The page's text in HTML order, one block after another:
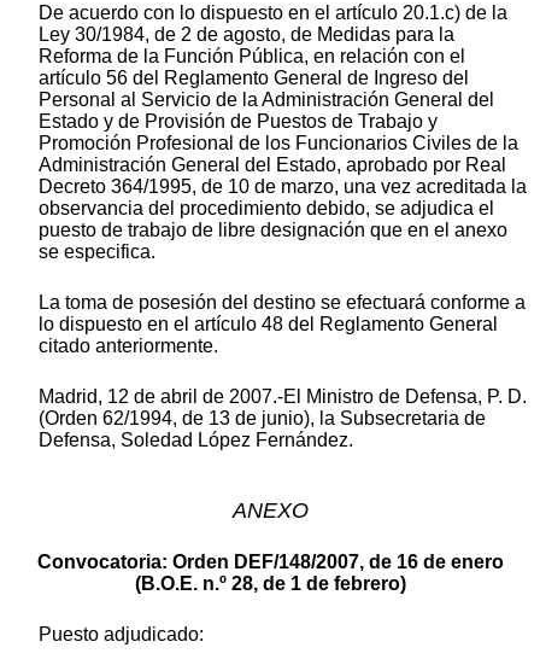
De acuerdo con lo dispuesto en el artículo 20.1.c) de la
Ley 30/1984, de 2 de agosto, de Medidas para la
Reforma de la Función Pública, en relación con el
artículo 56 del Reglamento General de Ingreso del
Personal al Servicio de la Administración General del
Estado y de Provisión de Puestos de Trabajo y
Promoción Profesional de los Funcionarios Civiles de la
Administración General del Estado, aprobado por Real
Decreto 364/1995, de 10 de marzo, una vez acreditada la
observancia del procedimiento debido, se adjudica el
puesto de trabajo de libre designación que en el anexo
se especifica.
La toma de posesión del destino se efectuará conforme a
lo dispuesto en el artículo 48 del Reglamento General
citado anteriormente.
Madrid, 12 de abril de 2007.-El Ministro de Defensa, P. D.
(Orden 62/1994, de 13 de junio), la Subsecretaria de
Defensa, Soledad López Fernández.
ANEXO
Convocatoria: Orden DEF/148/2007, de 16 de enero
(B.O.E. n.º 28, de 1 de febrero)
Puesto adjudicado: